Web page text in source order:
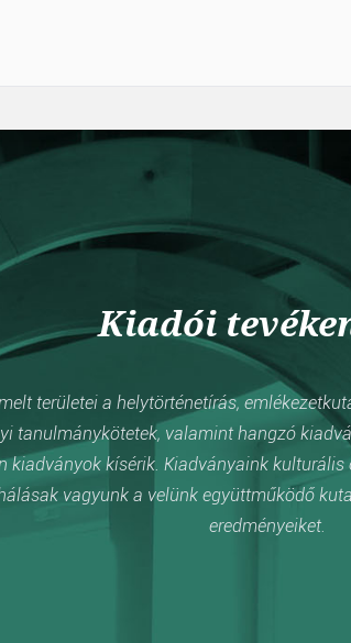
Kiadói
területei a helytörténetírás,
tanulmánykötetek, valamint hangzó
kiadványok kísérik. Kiadványaink
vagyunk a velünk együttműködő
eredményeiket.